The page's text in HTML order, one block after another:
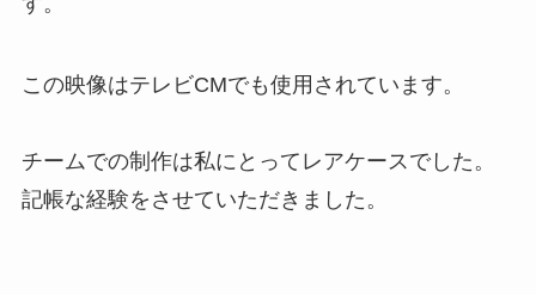
この映像はテレビCMでも使用されています。
チームでの制作は私にとってレアケースでした。
記帳な経験をさせていただきました。